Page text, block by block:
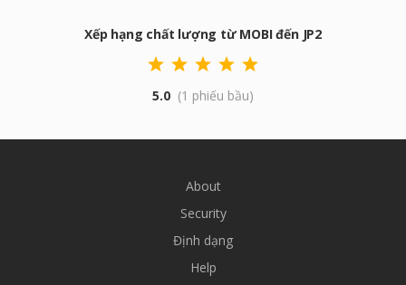
Xếp hạng chất lượng từ MOBI đến JP2
5.0 (1 phiếu bầu)
About
Security
Định dạng
Help